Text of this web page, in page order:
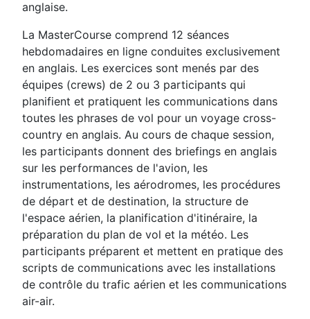
anglaise.
La MasterCourse comprend 12 séances
hebdomadaires en ligne conduites exclusivement
en anglais. Les exercices sont menés par des
équipes (crews) de 2 ou 3 participants qui
planifient et pratiquent les communications dans
toutes les phrases de vol pour un voyage cross-
country en anglais. Au cours de chaque session,
les participants donnent des briefings en anglais
sur les performances de l'avion, les
instrumentations, les aérodromes, les procédures
de départ et de destination, la structure de
l'espace aérien, la planification d'itinéraire, la
préparation du plan de vol et la météo. Les
participants préparent et mettent en pratique des
scripts de communications avec les installations
de contrôle du trafic aérien et les communications
air-air.